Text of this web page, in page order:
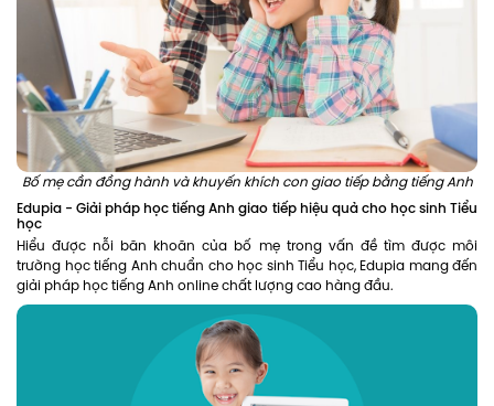
Bố mẹ cần đồng hành và khuyến khích con giao tiếp bằng tiếng Anh
Edupia - Giải pháp học tiếng Anh giao tiếp hiệu quả cho học sinh Tiểu
học
Hiểu được nỗi băn khoăn của bố mẹ trong vấn đề tìm được môi
trường học tiếng Anh chuẩn cho học sinh Tiểu học, Edupia mang đến
giải pháp học tiếng Anh online chất lượng cao hàng đầu.